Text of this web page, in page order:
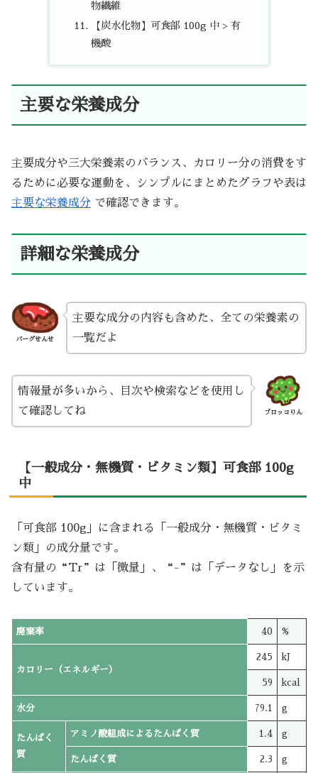
物繊維
【炭水化物】可食部 100g 中 > 有
機酸
主要な栄養成分
主要成分や三大栄養素のバランス、カロリー分の消費をす
るために必要な運動を、シンプルにまとめたグラフや表は
主要な栄養成分 で確認できます。
詳細な栄養成分
バーグせんせ
主要な成分の内容も含めた、全ての栄養素の
一覧だよ
ブロッコりん
情報量が多いから、目次や検索などを使用し
て確認してね
【一般成分・無機質・ビタミン類】可食部 100g
中
「可食部 100g」に含まれる「一般成分・無機質・ビタミ
ン類」の成分量です。
含有量の“Tr”は「微量」、“-”は「データなし」を示
しています。
廃棄率 40 %
カロリー（エネルギー）
245 kJ
59 kcal
水分 79.1 g
たんぱく
質
アミノ酸組成によるたんぱく質 1.4 g
たんぱく質 2.3 g